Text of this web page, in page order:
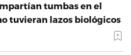
tumbas en el
tuvieran lazos biológicos